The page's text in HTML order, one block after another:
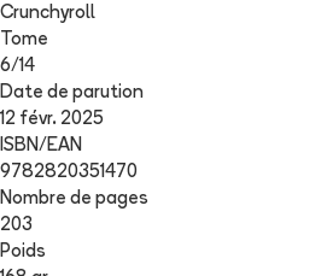
Crunchyroll
Tome
6/14
Date de parution
12 févr. 2025
ISBN/EAN
9782820351470
Nombre de pages
203
Poids